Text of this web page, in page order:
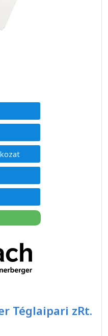
Téglaipari zRt.